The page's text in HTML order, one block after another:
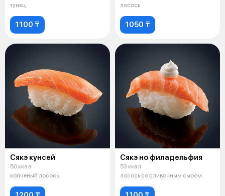
тунец
1100 ₸
лосось
1050 ₸
Сякэ кунсей
50 ккал
копченый лосось
Сякэ но филадельфия
53 ккал
лосось со сливочным сыром